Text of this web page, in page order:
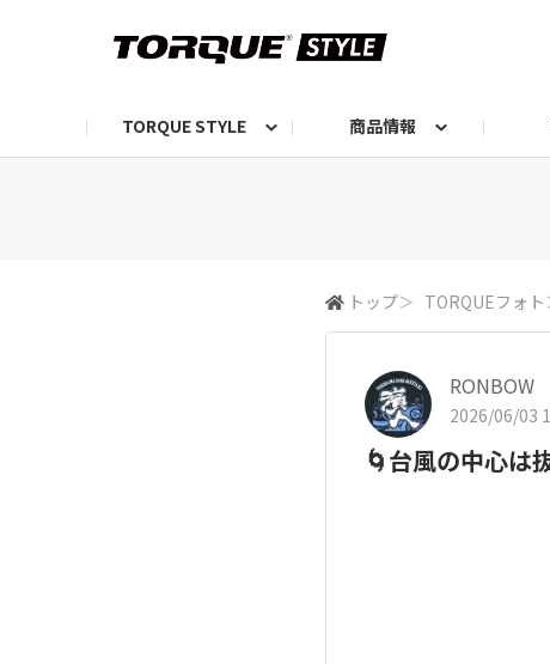
TORQUE STYLE 商品情報
トップ＞ TORQUEフォト
RONBOW
2026/06/03
🌀台風の中心は